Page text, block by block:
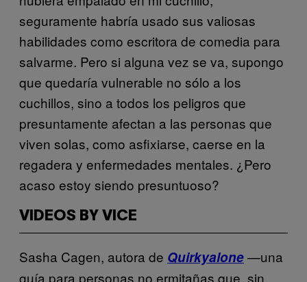
seguramente habría usado sus valiosas
habilidades como escritora de comedia para
salvarme. Pero si alguna vez se va, supongo
que quedaría vulnerable no sólo a los
cuchillos, sino a todos los peligros que
presuntamente afectan a las personas que
viven solas, como asfixiarse, caerse en la
regadera y enfermedades mentales. ¿Pero
acaso estoy siendo presuntuoso?
VIDEOS BY VICE
Sasha Cagen, autora de Quirkyalone—una
guía para personas no ermitañas que, sin